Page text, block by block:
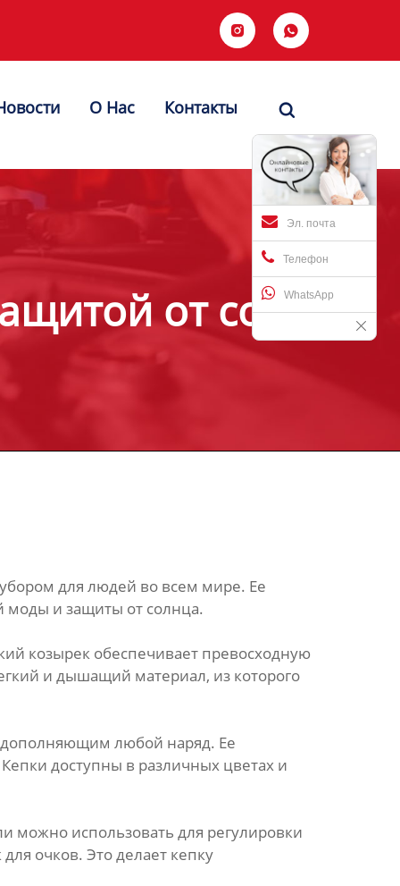
 
О Hас Контакты 
Эл. почта
Телефон
WhatsApp
от солнца
для людей во всем мире. Ее
моды и защиты от солнца.
козырек обеспечивает превосходную
и дышащий материал, из которого
дополняющим любой наряд. Ее
доступны в различных цветах и
использовать для регулировки
очков. Это делает кепку